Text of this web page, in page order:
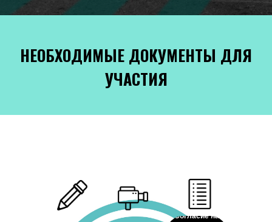
НЕОБХОДИМЫЕ ДОКУМЕНТЫ ДЛЯ
УЧАСТИЯ
Согласие на